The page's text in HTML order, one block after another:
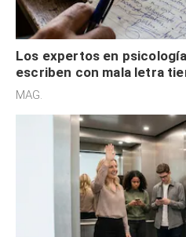
Los expertos en
escriben con mala letra
acelerado y no lo hacen
MAG.